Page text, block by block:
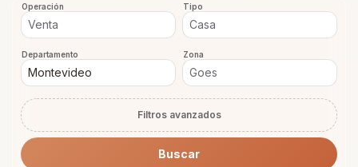
Operación Tipo
Departamento Zona
Filtros avanzados
Buscar